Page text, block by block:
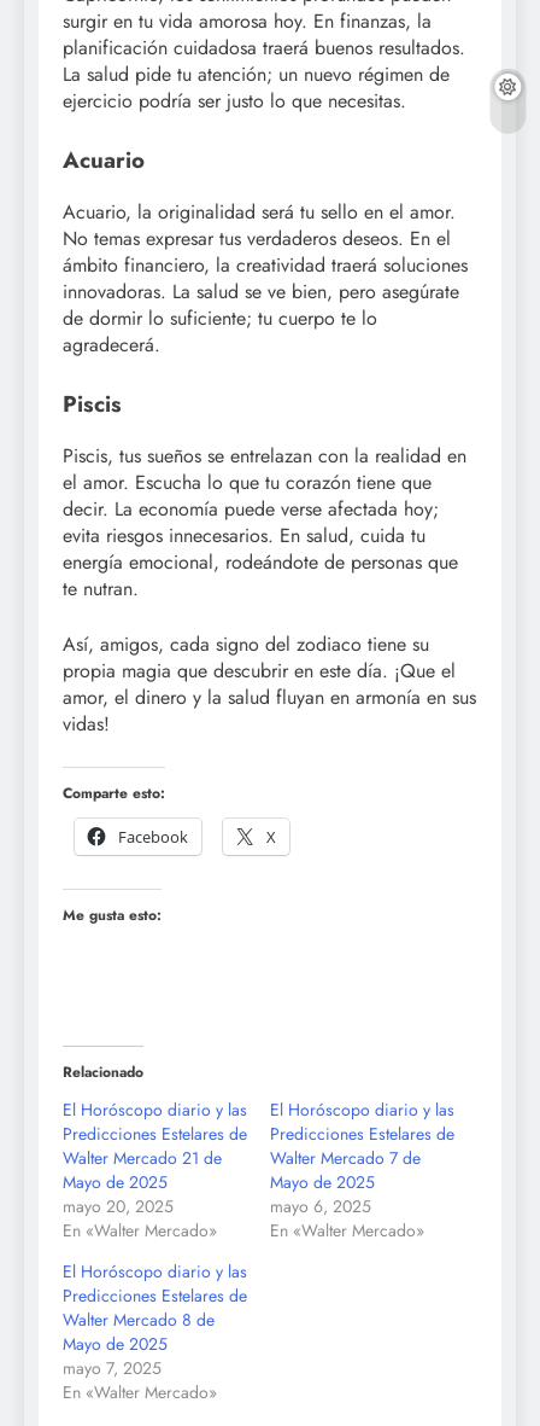
surgir en tu vida amorosa hoy. En finanzas, la
planificación cuidadosa traerá buenos resultados.
La salud pide tu atención; un nuevo régimen de
ejercicio podría ser justo lo que necesitas.
Acuario
Acuario, la originalidad será tu sello en el amor.
No temas expresar tus verdaderos deseos. En el
ámbito financiero, la creatividad traerá soluciones
innovadoras. La salud se ve bien, pero asegúrate
de dormir lo suficiente; tu cuerpo te lo
agradecerá.
Piscis
Piscis, tus sueños se entrelazan con la realidad en
el amor. Escucha lo que tu corazón tiene que
decir. La economía puede verse afectada hoy;
evita riesgos innecesarios. En salud, cuida tu
energía emocional, rodeándote de personas que
te nutran.
Así, amigos, cada signo del zodiaco tiene su
propia magia que descubrir en este día. ¡Que el
amor, el dinero y la salud fluyan en armonía en sus
vidas!
Comparte esto:
Facebook
X
Me gusta esto:
Relacionado
El Horóscopo diario y las
Predicciones Estelares de
Walter Mercado 21 de
Mayo de 2025
mayo 20, 2025
En «Walter Mercado»
El Horóscopo diario y las
Predicciones Estelares de
Walter Mercado 7 de
Mayo de 2025
mayo 6, 2025
En «Walter Mercado»
El Horóscopo diario y las
Predicciones Estelares de
Walter Mercado 8 de
Mayo de 2025
mayo 7, 2025
En «Walter Mercado»